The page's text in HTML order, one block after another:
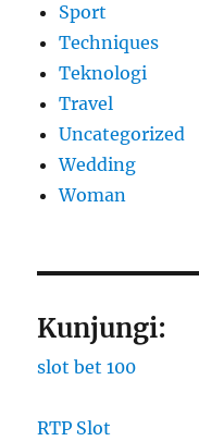
Sport
Techniques
Teknologi
Travel
Uncategorized
Wedding
Woman
Kunjungi:
slot bet 100
RTP Slot